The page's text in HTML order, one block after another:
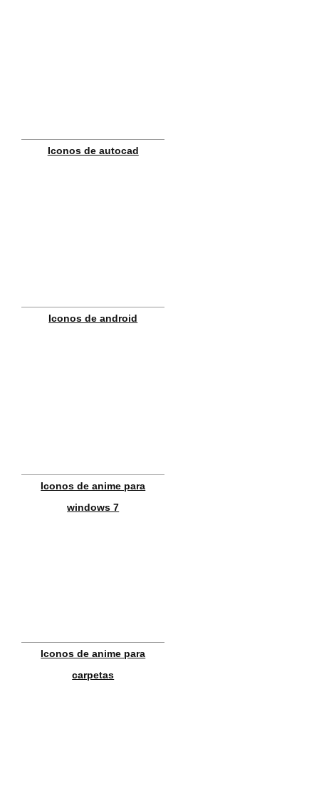
Iconos de autocad
Iconos de android
Iconos de anime para
windows 7
Iconos de anime para
carpetas